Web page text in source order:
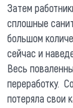
Затем
сплошные
большом
сейчас и
Весь
переработку.
потеряла свои